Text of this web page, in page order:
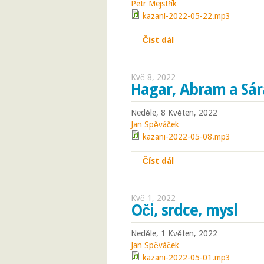
Petr Mejstřík
kazani-2022-05-22.mp3
Číst dál
Kvě 8, 2022
Hagar, Abram a
Neděle, 8 Květen, 2022
Jan Spěváček
kazani-2022-05-08.mp3
Číst dál
Kvě 1, 2022
Oči, srdce, mysl
Neděle, 1 Květen, 2022
Jan Spěváček
kazani-2022-05-01.mp3